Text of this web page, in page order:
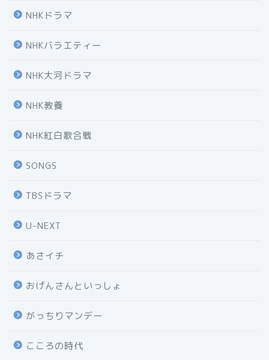
NHKドラマ
NHKバラエティー
NHK大河ドラマ
NHK教養
NHK紅白歌合戦
SONGS
TBSドラマ
U-NEXT
あさイチ
おげんさんといっしょ
がっちりマンデー
こころの時代